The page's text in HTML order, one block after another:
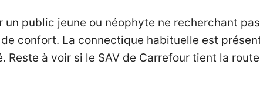
public jeune ou néophyte ne recherchant
confort. La connectique habituelle est
à voir si le SAV de Carrefour tient la